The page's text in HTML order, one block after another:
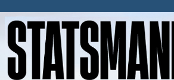
till